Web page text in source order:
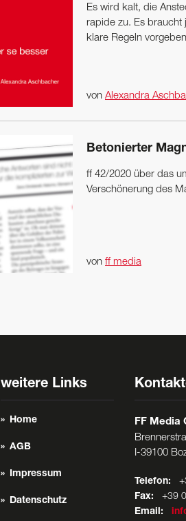
Es wird kalt, die
rapide zu. Es braucht
klare Regeln
von Alexandra
Betonierter
ff 42/2020 über das
Verschönerung des
von ff media
weitere Links
Home
AGB
Impressum
Datenschutz
FF Media
I-39100
Telefon:
Fax: +39
Email: